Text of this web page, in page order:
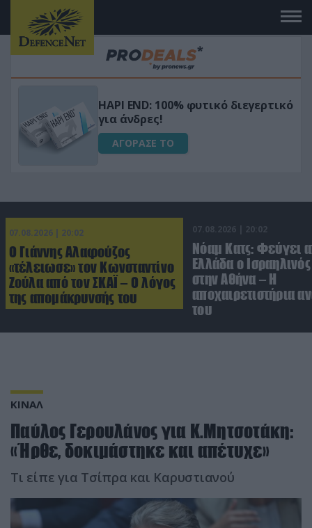
Μεταμόρφωσε τον κήπο σου με το
Ultra Box Μίνι Αλυσοπρίονο με
μπαταρία λιθίου
ΑΓΟΡΑΣΕ ΤΟ
07.08.2026 | 20:02
Ο Γιάννης Αλαφούζος
«τέλειωσε» τον Κωνσταντίνο
Ζούλα από τον ΣΚΑΪ – Ο λόγος
της απομάκρυνσής του
07.08.2026 | 20:02
Νόαμ Κατς: Φεύγει
Ελλάδα ο
στην Αθήνα – Η
αποχαιρετιστήρια
του
ΚΙΝΑΛ
Παύλος Γερουλάνος για Κ.Μητσοτάκη:
«Ήρθε, δοκιμάστηκε και απέτυχε»
Τι είπε για Τσίπρα και Καρυστιανού